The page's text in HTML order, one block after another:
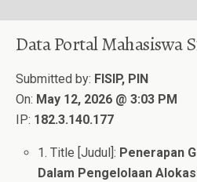
Data Portal Mahasiswa
Submitted by: FISIP, PIN
On: May 12, 2026 @ 3:03 PM
IP: 182.3.140.177
1. Title [Judul]: Penerapan
Dalam Pengelolaan